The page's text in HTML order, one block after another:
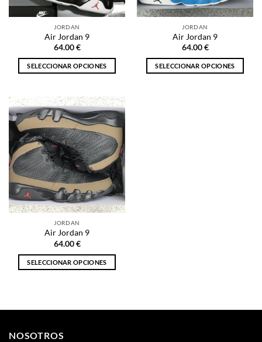
en
la
página
de
en
la
página
de
JORDAN
Air Jordan 9
64.00€
SELECCIONAR OPCIONES
tiene
múltiples
variantes.
Las
opciones
se
pueden
elegir
en
la
página
de
JORDAN
Air Jordan 9
64.00€
SELECCIONAR OPCIONES
JORDAN
Air Jordan 9
64.00€
SELECCIONAR OPCIONES
múltiples
NOSOTROS